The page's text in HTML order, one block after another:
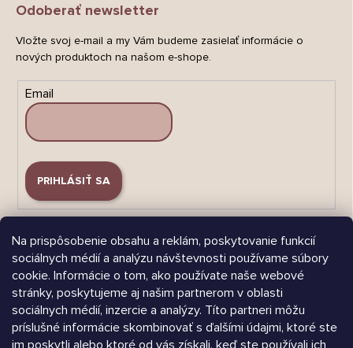
Na prispôsobenie obsahu a reklám, poskytovanie funkcií
sociálnych médií a analýzu návštevnosti používame súbory
cookie. Informácie o tom, ako používate naše webové
stránky, poskytujeme aj našim partnerom v oblasti
sociálnych médií, inzercie a analýzy. Títo partneri môžu
príslušné informácie skombinovať s ďalšími údajmi, ktoré ste
im poskytli alebo ktoré od vás získali, keď ste používali ich
Odoberať newsletter
Vložte svoj e-mail a my Vám budeme zasielať informácie o
nových produktoch na našom e-shope.
Email
PRIHLÁSIŤ SA
Árukereső.hu